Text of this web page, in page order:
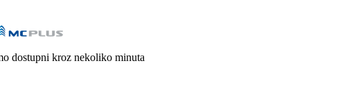
dostupni kroz nekoliko minuta